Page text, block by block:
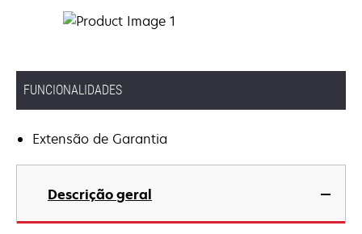
FUNCIONALIDADES
Extensão de Garantia
Descrição geral